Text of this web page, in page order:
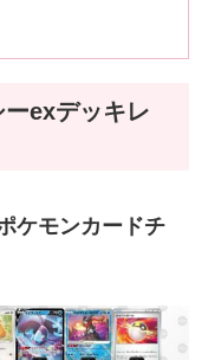
ーexデッキレ
ケモンカードチ